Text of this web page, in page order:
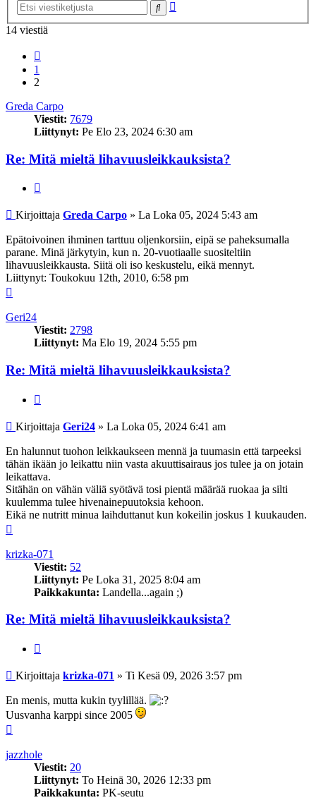
Etsi
14 viestiä
1
2
Greda Carpo
Viestit: 7679
Liittynyt: Pe Elo 23, 2024 6:30 am
Re: Mitä mieltä lihavuusleikkauksista?
Viesti
Kirjoittaja Greda Carpo » La Loka 05, 2024 5:43 am
Epätoivoinen ihminen tarttuu oljenkorsiin, eipä se paheksumalla
parane. Minä järkytyin, kun n. 20-vuotiaalle suositeltiin
lihavuusleikkausta. Siitä oli iso keskustelu, eikä mennyt.
Liittynyt: Toukokuu 12th, 2010, 6:58 pm
Geri24
Viestit: 2798
Liittynyt: Ma Elo 19, 2024 5:55 pm
Re: Mitä mieltä lihavuusleikkauksista?
Viesti
Kirjoittaja Geri24 » La Loka 05, 2024 6:41 am
En halunnut tuohon leikkaukseen mennä ja tuumasin että tarpeeksi
tähän ikään jo leikattu niin vasta akuuttisairaus jos tulee ja on jotain
leikattava.
Sitähän on vähän väliä syötävä tosi pientä määrää ruokaa ja silti
kuulemma tulee hivenainepuutoksia kehoon.
Eikä ne nutritt minua laihduttanut kun kokeilin joskus 1 kuukauden.
krizka-071
Viestit: 52
Liittynyt: Pe Loka 31, 2025 8:04 am
Paikkakunta: Landella...again ;)
Re: Mitä mieltä lihavuusleikkauksista?
Viesti
Kirjoittaja krizka-071 » Ti Kesä 09, 2026 3:57 pm
En menis, mutta kukin tyylillää.
Uusvanha karppi since 2005
jazzhole
Viestit: 20
Liittynyt: To Heinä 30, 2026 12:33 pm
Paikkakunta: PK-seutu